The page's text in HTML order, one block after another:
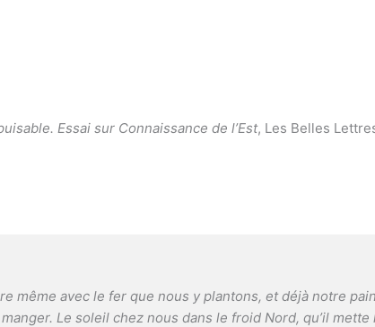
Essai sur Connaissance de l’Est, Les Belles
même avec le fer que nous y plantons, et déjà notre pain
Le soleil chez nous dans le froid Nord, qu’il mette